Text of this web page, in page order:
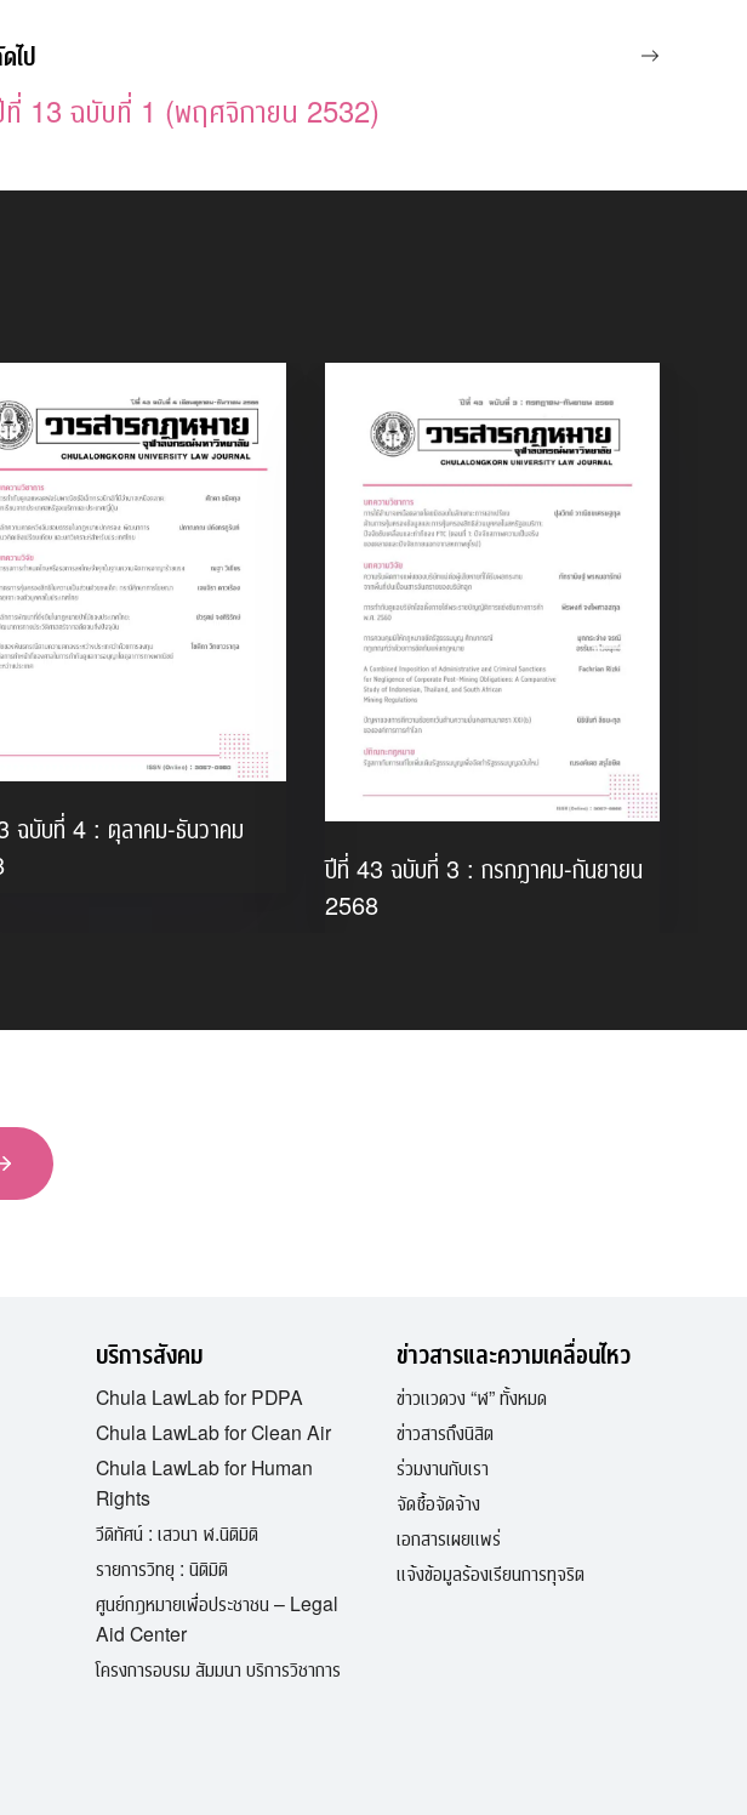
ไป
13 ฉบับที่ 1 (พฤศจิกายน 2532)
ฉบับที่ 4 : ตุลาคม-ธันวาคม
ปีที่ 43 ฉบับที่ 3 : กรกฎาคม-กันยายน
2568
บริการสังคม
Chula LawLab for PDPA
Chula LawLab for Clean Air
Chula LawLab for Human
Rights
วีดิทัศน์ : เสวนา ฬ.นิติมิติ
รายการวิทยุ : นิติมิติ
ศูนย์กฎหมายเพื่อประชาชน – Legal
Aid Center
โครงการอบรม สัมมนา บริการวิชาการ
ข่าวสารและความเคลื่อนไหว
ข่าวแวดวง “ฬ” ทั้งหมด
ข่าวสารถึงนิสิต
ร่วมงานกับเรา
จัดซื้อจัดจ้าง
เอกสารเผยแพร่
แจ้งข้อมูลร้องเรียนการทุจริต